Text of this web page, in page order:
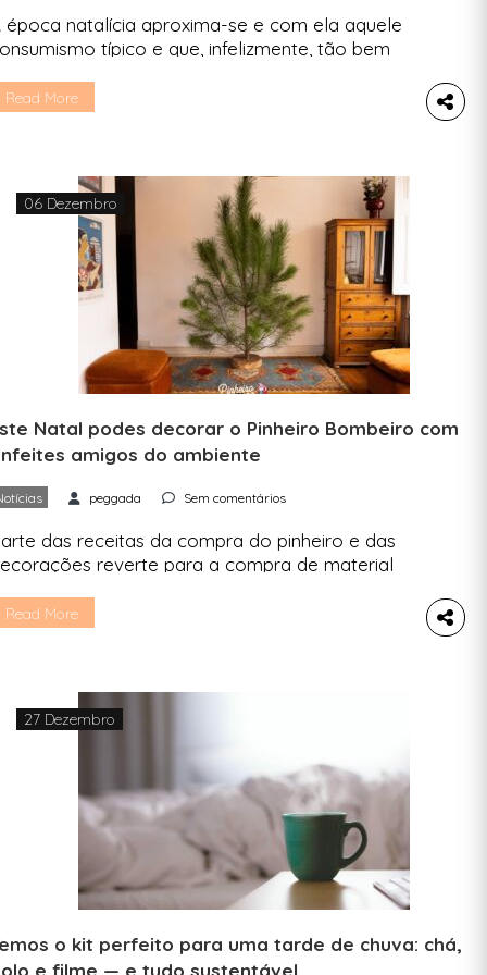
época natalícia aproxima-se e com ela aquele
típico e que, infelizmente, tão bem
sugestões para trocares os presentes
dia, arranjar tempo para […]
Read More
06 Dezembro
Natal podes decorar o Pinheiro Bombeiro com
amigos do ambiente
peggada Sem comentários
das receitas da compra do pinheiro e das
reverte para a compra de material
para mais um Natal solidário, desta vez
edição desta iniciativa […]
Read More
27 Dezembro
o kit perfeito para uma tarde de chuva: chá,
e filme — e tudo sustentável